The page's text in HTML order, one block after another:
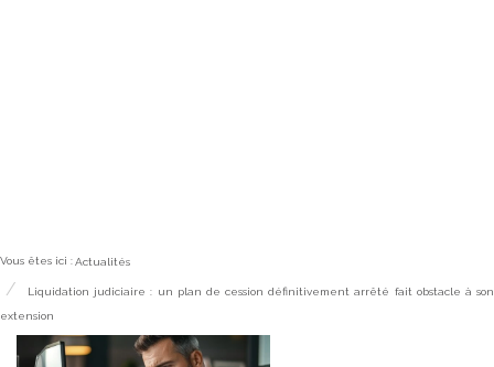
Vous êtes ici :Actualités
Liquidation judiciaire : un plan de cession définitivement arrêté fait obstacle à son
extension